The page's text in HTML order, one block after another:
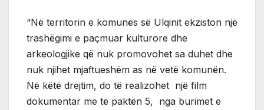
“Në territorin e komunës së Ulqinit ekziston një
trashëgimi e paçmuar kulturore dhe
arkeologjike që nuk promovohet sa duhet dhe
nuk njihet mjaftueshëm as në vetë komunën.
Në këtë drejtim, do të realizohet një film
dokumentar me të paktën 5, nga burimet e